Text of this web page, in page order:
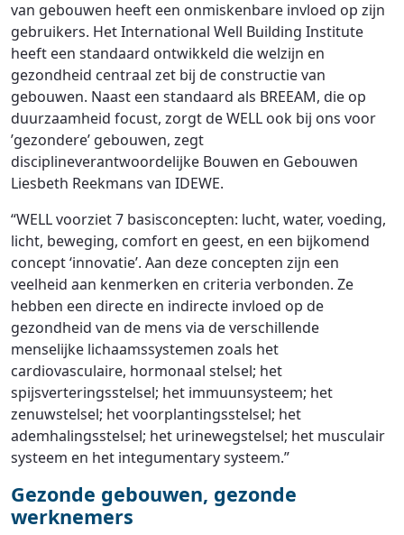
van gebouwen heeft een onmiskenbare invloed op zijn
gebruikers. Het International Well Building Institute
heeft een standaard ontwikkeld die welzijn en
gezondheid centraal zet bij de constructie van
gebouwen. Naast een standaard als BREEAM, die op
duurzaamheid focust, zorgt de WELL ook bij ons voor
’gezondere’ gebouwen, zegt
disciplineverantwoordelijke Bouwen en Gebouwen
Liesbeth Reekmans van IDEWE.
“WELL voorziet 7 basisconcepten: lucht, water, voeding,
licht, beweging, comfort en geest, en een bijkomend
concept ‘innovatie’. Aan deze concepten zijn een
veelheid aan kenmerken en criteria verbonden. Ze
hebben een directe en indirecte invloed op de
gezondheid van de mens via de verschillende
menselijke lichaamssystemen zoals het
cardiovasculaire, hormonaal stelsel; het
spijsverteringsstelsel; het immuunsysteem; het
zenuwstelsel; het voorplantingsstelsel; het
ademhalingsstelsel; het urinewegstelsel; het musculair
systeem en het integumentary systeem.”
Gezonde gebouwen, gezonde
werknemers